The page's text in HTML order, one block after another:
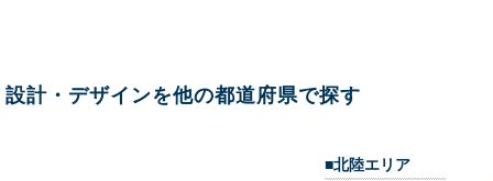
設計・デザインを他の都道府県で探す
■北陸エリア